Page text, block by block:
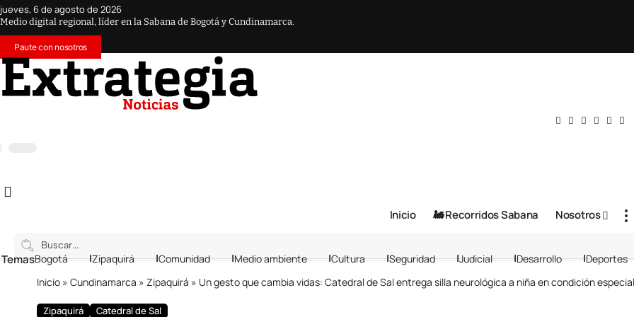
jueves, 6 de agosto de 2026
Medio digital regional, líder en la Sabana de Bogotá y Cundinamarca.
Paute con nosotros
Inicio 🚂 Recorridos Sabana Nosotros
Bogotá Zipaquirá Comunidad Medio ambiente Cultura Seguridad Judicial Desarrollo
Deportes
Inicio » Cundinamarca » Zipaquirá » Un gesto que cambia vidas: Catedral de Sal entrega silla neurológica a niña en condición especial
Zipaquirá Catedral de Sal